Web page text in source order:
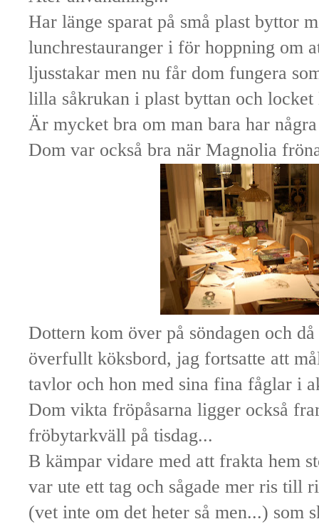
Har länge sparat på små plast byttor
lunchrestauranger i för hoppning om
ljusstakar men nu får dom fungera
lilla såkrukan i plast byttan och locket
Är mycket bra om man bara har
Dom var också bra när Magnolia
Dottern kom över på söndagen och
överfullt köksbord, jag fortsatte att
tavlor och hon med sina fina fåglar i
Dom vikta fröpåsarna ligger också
fröbytarkväll på tisdag...
B kämpar vidare med att frakta hem
var ute ett tag och sågade mer ris till
(vet inte om det heter så men...) som